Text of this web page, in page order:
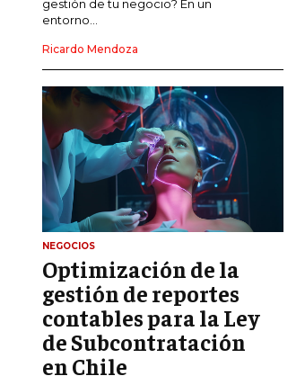
E-COMMERCE
GESTIÓN DE CRISIS EMPRESARIALES
EMPRESAS Y STARTUPS TECNOLÓGICAS
GESTIÓN DE LA EXPERIENCIA DEL
CLIENTE
PROYECTOS
GESTIÓN DE PROYECTOS
GESTIÓN DE OPERACIONES Y CADENA
DE SUMINISTRO
LOGÍSTICA EMPRESARIAL
gestión de tu negocio? En un
entorno...
Ricardo Mendoza
NEGOCIOS
Optimización de la
gestión de reportes
contables para la Ley
de Subcontratación
en Chile